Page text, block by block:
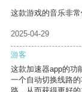
这款游戏的音乐非常
2025-04-29
游客
这款加速器app的功
一个自动切换线路